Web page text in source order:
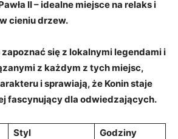
II– idealne miejsce na relaks i
cieniu drzew.
się z lokalnymi legendami i
z ‍każdym z tych miejsc,
i sprawiają, że Konin staje
fascynujący dla odwiedzających.
Styl
Godziny